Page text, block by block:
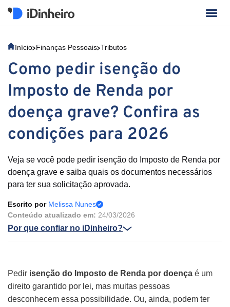
Início Finanças Pessoais Tributos
Como pedir isenção do
Imposto de Renda por
doença grave? Confira as
condições para 2026
Veja se você pode pedir isenção do Imposto de Renda por
doença grave e saiba quais os documentos necessários
para ter sua solicitação aprovada.
Escrito por Melissa Nunes
Conteúdo atualizado em: 24/03/2026
Por que confiar no iDinheiro?
Pedir isenção do Imposto de Renda por doença é um
direito garantido por lei, mas muitas pessoas
desconhecem essa possibilidade. Ou, ainda, podem ter